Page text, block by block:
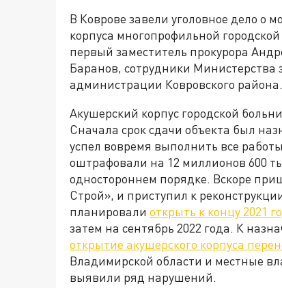
В Коврове завели уголовное дело о
корпуса многопрофильной
первый заместитель прокурора
Баранов, сотрудники
администрации Ковровского района.
Акушерский корпус городской
Сначала срок сдачи объекта был
успел вовремя выполнить все
оштрафовали на 12 миллионов 600
одностороннем порядке. Вскоре
Строй», и приступил к
планировали открыть к концу 2021
затем на сентябрь 2022 года. К
открытие акушерского корпуса
Владимирской области и местные
выявили ряд нарушений.